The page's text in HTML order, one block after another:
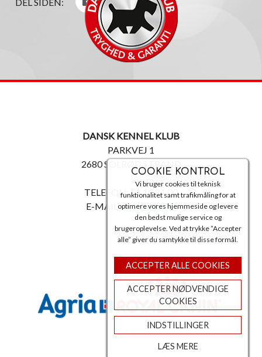
COOKIE KONTROL
Vi bruger cookies til teknisk
funktionalitet samt trafikmåling for at
optimere vores hjemmeside og levere
den bedst mulige service og
brugeroplevelse. Ved at trykke ”Accepter
alle” giver du samtykke til disse formål.
ACCEPTER ALLE COOKIES
ACCEPTER NØDVENDIGE
COOKIES
INDSTILLINGER
LÆS MERE
DANSK KENNEL KLUB
PARKVEJ 1
2680 SOLRØD STRAND
TELEFON: 56 18 81 00
E-MAIL:post@dkk.dk